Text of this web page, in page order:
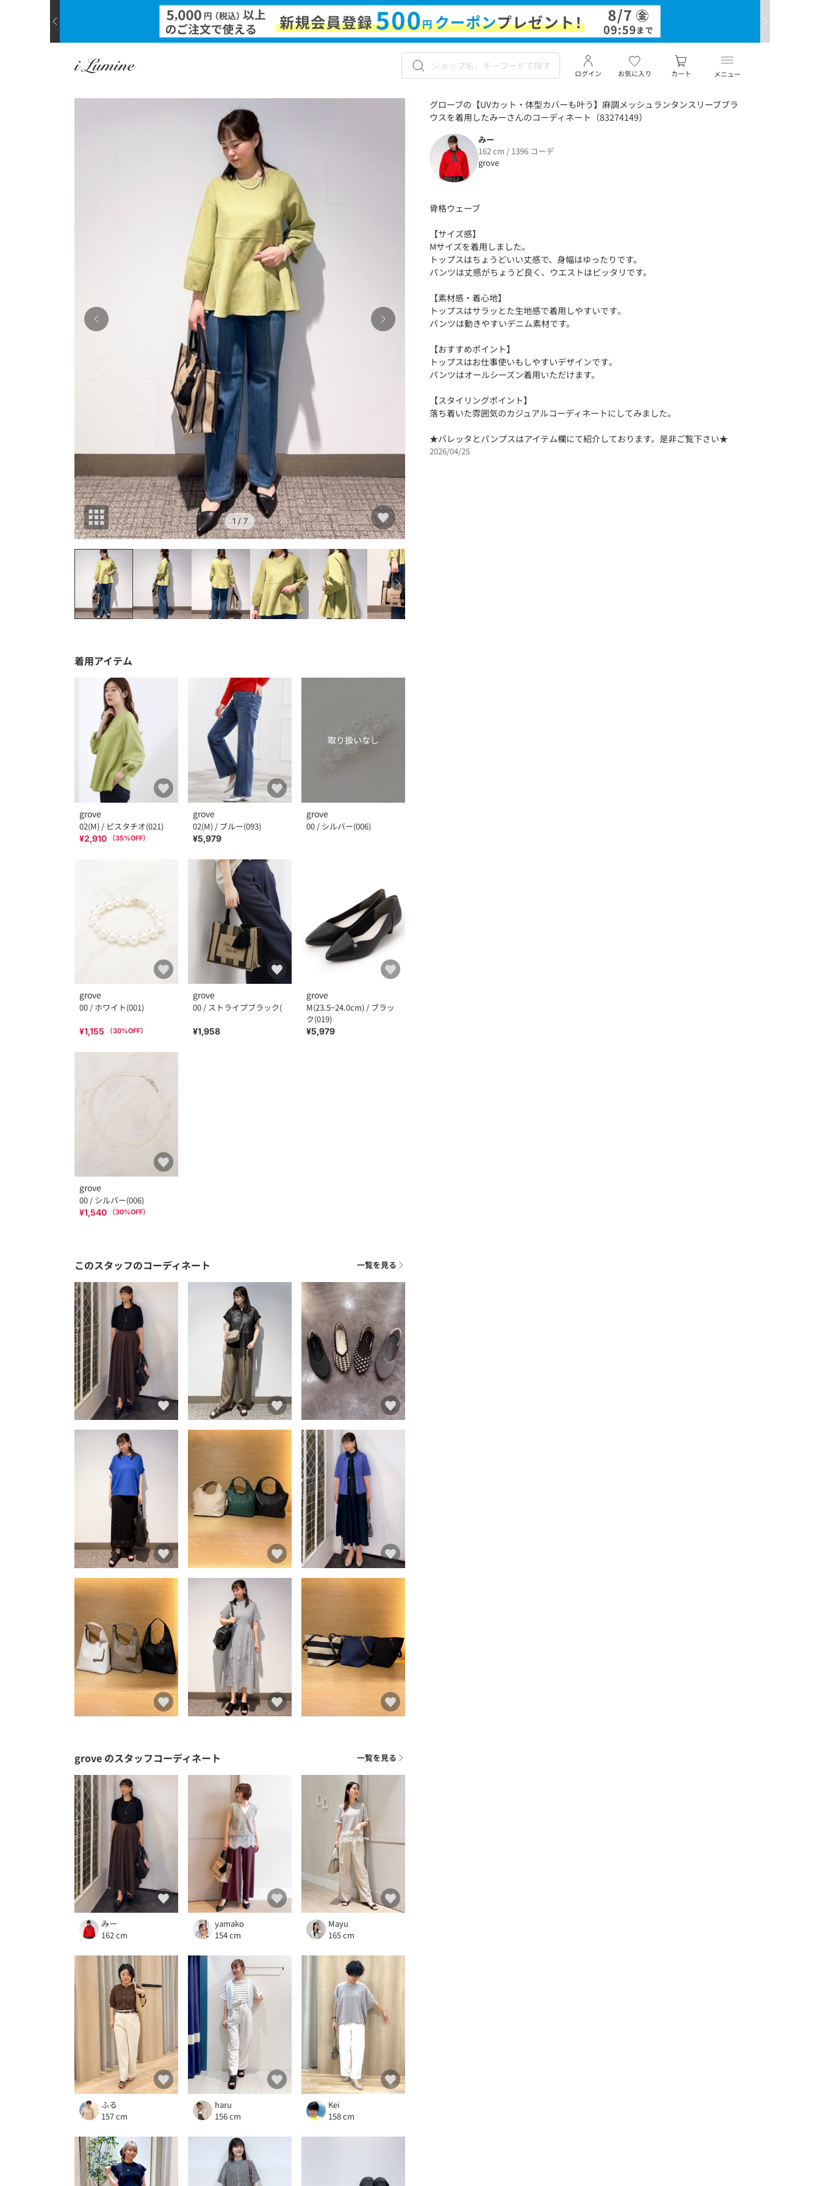
メニュー
お気に入り
ログイン カート
1 / 7
グローブの【UVカット・体型カバーも叶う】麻調メッシュランタンスリーブブラ
ウスを着用したみーさんのコーディネート（83274149）
みー
162 cm / 1396 コーデ
grove
骨格ウェーブ
【サイズ感】
Mサイズを着用しました。
トップスはちょうどいい丈感で、身幅はゆったりです。
パンツは丈感がちょうど良く、ウエストはピッタリです。
【素材感・着心地】
トップスはサラッとた生地感で着用しやすいです｡
パンツは動きやすいデニム素材です。
【おすすめポイント】
トップスはお仕事使いもしやすいデザインです｡
パンツはオールシーズン着用いただけます。
【スタイリングポイント】
落ち着いた雰囲気のカジュアルコーディネートにしてみました。
★バレッタとパンプスはアイテム欄にて紹介しております。是非ご覧下さい★
2026/04/25
着用アイテム
grove
02(M) / ピスタチオ(021)
¥2,910 （35%OFF）
grove
02(M) / ブルー(093)
¥5,979
取り扱いなし
grove
00 / シルバー(006)
grove
00 / ホワイト(001)
¥1,155 （30%OFF）
grove
00 / ストライプブラック(
¥1,958
grove
M(23.5~24.0cm) / ブラッ
ク(019)
¥5,979
grove
00 / シルバー(006)
¥1,540 （30%OFF）
このスタッフのコーディネート 一覧を見る
grove のスタッフコーディネート 一覧を見る
みー
162 cm
yamako
154 cm
Mayu
165 cm
ふる
157 cm
haru
156 cm
Kei
158 cm